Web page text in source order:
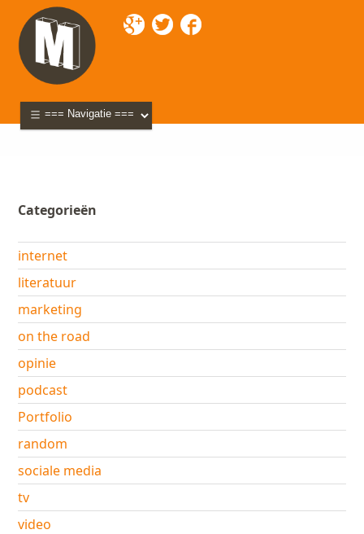
Categorieën
internet
literatuur
marketing
on the road
opinie
podcast
Portfolio
random
sociale media
tv
video